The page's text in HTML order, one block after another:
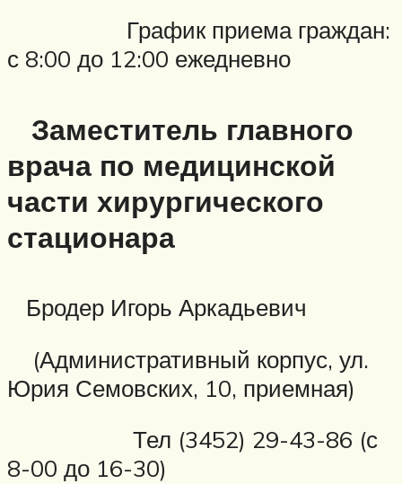
График приема граждан:
с 8:00 до 12:00 ежедневно
Заместитель главного
врача по медицинской
части хирургического
стационара
Бродер Игорь Аркадьевич
(Административный корпус, ул.
Юрия Семовских, 10, приемная)
Тел (3452) 29-43-86 (с
8-00 до 16-30)